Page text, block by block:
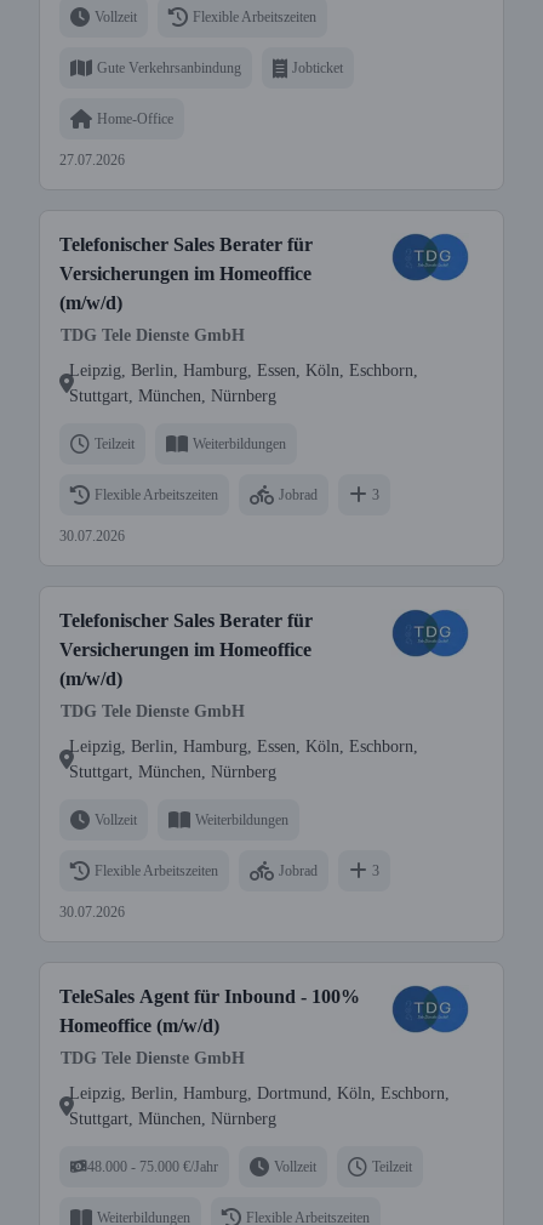
Vollzeit Flexible Arbeitszeiten
Gute Verkehrsanbindung Jobticket
Home-Office
27.07.2026
Telefonischer Sales Berater für
Versicherungen im Homeoffice
(m/w/d)
TDG Tele Dienste GmbH
Leipzig, Berlin, Hamburg, Essen, Köln, Eschborn,
Stuttgart, München, Nürnberg
Teilzeit Weiterbildungen
Flexible Arbeitszeiten Jobrad 3
30.07.2026
Telefonischer Sales Berater für
Versicherungen im Homeoffice
(m/w/d)
TDG Tele Dienste GmbH
Leipzig, Berlin, Hamburg, Essen, Köln, Eschborn,
Stuttgart, München, Nürnberg
Vollzeit Weiterbildungen
Flexible Arbeitszeiten Jobrad 3
30.07.2026
TeleSales Agent für Inbound - 100%
Homeoffice (m/w/d)
TDG Tele Dienste GmbH
Leipzig, Berlin, Hamburg, Dortmund, Köln, Eschborn,
Stuttgart, München, Nürnberg
48.000 - 75.000 €/Jahr Vollzeit Teilzeit
Weiterbildungen Flexible Arbeitszeiten